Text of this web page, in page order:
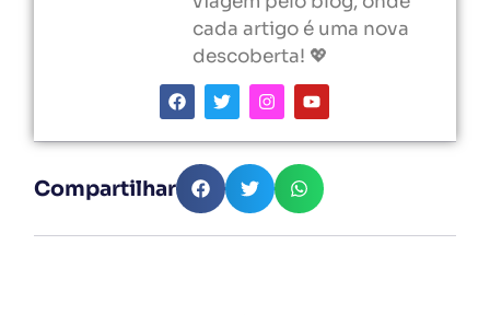
cada artigo é uma nova
descoberta! 💖
Compartilhar